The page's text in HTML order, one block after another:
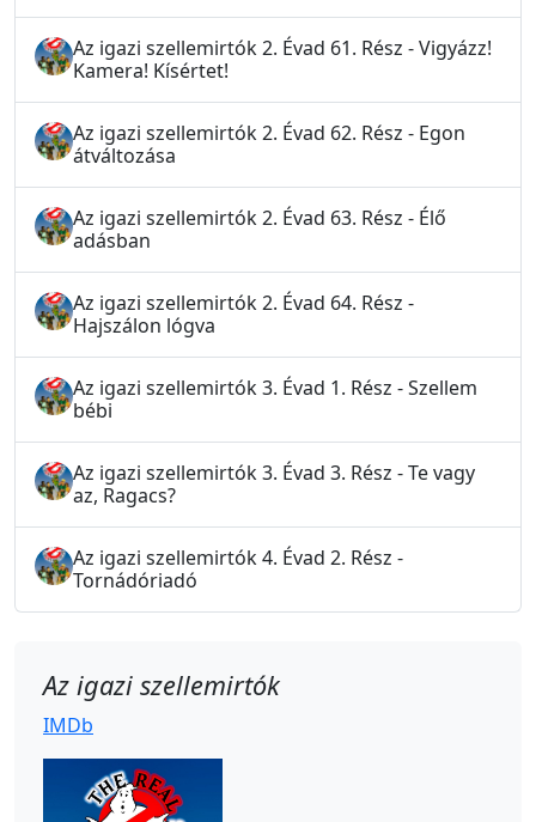
Az igazi szellemirtók 2. Évad 61. Rész - Vigyázz!
Kamera! Kísértet!
Az igazi szellemirtók 2. Évad 62. Rész - Egon
átváltozása
Az igazi szellemirtók 2. Évad 63. Rész - Élő
adásban
Az igazi szellemirtók 2. Évad 64. Rész -
Hajszálon lógva
Az igazi szellemirtók 3. Évad 1. Rész - Szellem
bébi
Az igazi szellemirtók 3. Évad 3. Rész - Te vagy
az, Ragacs?
Az igazi szellemirtók 4. Évad 2. Rész -
Tornádóriadó
Az igazi szellemirtók
IMDb